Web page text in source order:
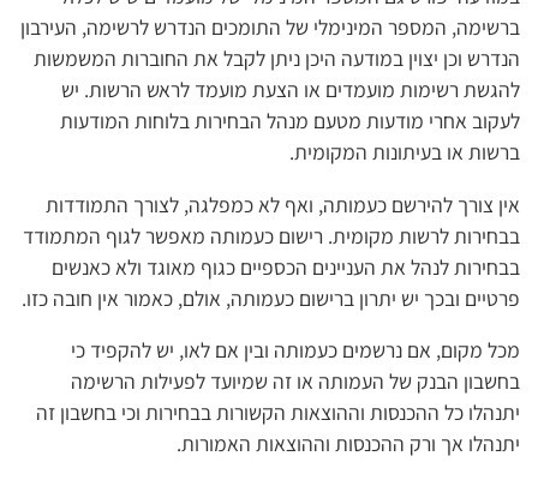
ברשימה, המספר המינימלי של התומכים הנדרש לרשימה, העירבון
הנדרש וכן יצוין במודעה היכן ניתן לקבל את החוברות המשמשות
להגשת רשימות מועמדים או הצעת מועמד לראש הרשות. יש
לעקוב אחרי מודעות מטעם מנהל הבחירות בלוחות המודעות
ברשות או בעיתונות המקומית.
אין צורך להירשם כעמותה, ואף לא כמפלגה, לצורך התמודדות
בבחירות לרשות מקומית. רישום כעמותה מאפשר לגוף המתמודד
בבחירות לנהל את העניינים הכספיים כגוף מאוגד ולא כאנשים
פרטיים ובכך יש יתרון ברישום כעמותה, אולם, כאמור אין חובה כזו.
מכל מקום, אם נרשמים כעמותה ובין אם לאו, יש להקפיד כי
בחשבון הבנק של העמותה או זה שמיועד לפעילות הרשימה
יתנהלו כל ההכנסות וההוצאות הקשורות בבחירות וכי בחשבון זה
יתנהלו אך ורק ההכנסות וההוצאות האמורות.​